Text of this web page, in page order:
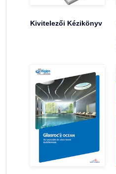
Kivitelezői Kézikönyv